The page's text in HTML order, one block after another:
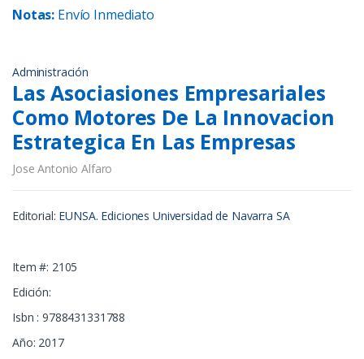
Notas: Envío Inmediato
Administración
Las Asociasiones Empresariales
Como Motores De La Innovacion
Estrategica En Las Empresas
Jose Antonio Alfaro
Editorial: EUNSA. Ediciones Universidad de Navarra SA
Item #: 2105
Edición:
Isbn : 9788431331788
Año: 2017